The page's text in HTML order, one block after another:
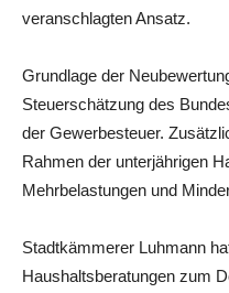
veranschlagten Ansatz.
Grundlage der
Steuerschätzung des
der Gewerbesteuer.
Rahmen der unterjährigen
Mehrbelastungen und
Stadtkämmerer Luhmann
Haushaltsberatungen zum